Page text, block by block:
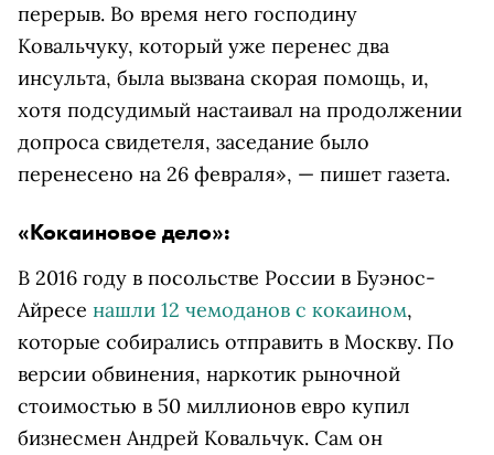
перерыв. Во время него господину
Ковальчуку, который уже перенес два
инсульта, была вызвана скорая помощь, и,
хотя подсудимый настаивал на продолжении
допроса свидетеля, заседание было
перенесено на 26 февраля», — пишет газета.
«Кокаиновое дело»:
В 2016 году в посольстве России в Буэнос-
Айресе нашли 12 чемоданов с кокаином,
которые собирались отправить в Москву. По
версии обвинения, наркотик рыночной
стоимостью в 50 миллионов евро купил
бизнесмен Андрей Ковальчук. Сам он